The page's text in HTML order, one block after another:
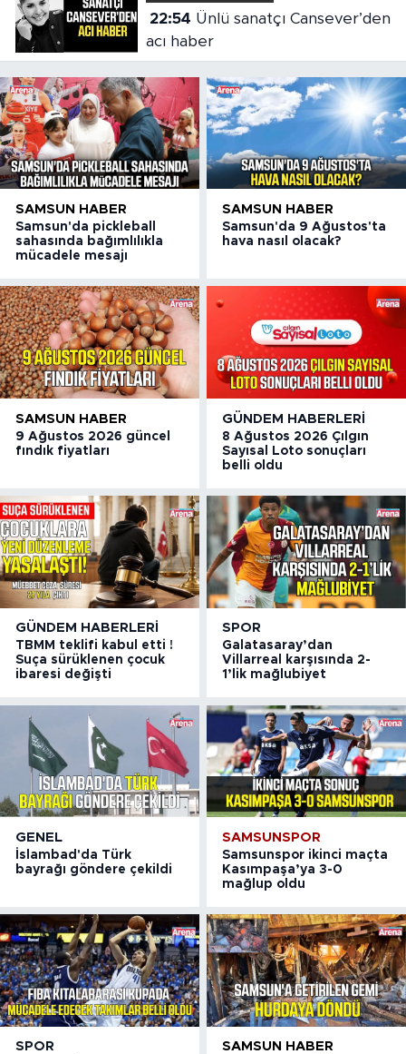
22:54
acı haber
SAMSUN HABER
Samsun'da pickleball
sahasında bağımlılıkla
mücadele mesajı
SAMSUN HABER
Samsun'da 9 Ağustos'ta
hava nasıl olacak?
SAMSUN HABER
9 Ağustos 2026 güncel
fındık fiyatları
GÜNDEM HABERLERI
8 Ağustos 2026 Çılgın
Sayısal Loto sonuçları
belli oldu
GÜNDEM HABERLERI
TBMM teklifi kabul etti !
Suça sürüklenen çocuk
ibaresi değişti
SPOR
Galatasaray’dan
Villarreal karşısında 2-
1’lik mağlubiyet
GENEL
İslambad'da Türk
bayrağı göndere çekildi
SAMSUNSPOR
Samsunspor ikinci maçta
Kasımpaşa’ya 3-0
mağlup oldu
SPOR SAMSUN HABER